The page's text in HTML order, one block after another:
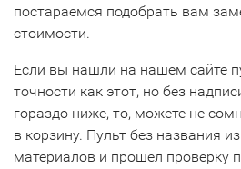
постараемся подобрать вам
стоимости.
Если вы нашли на нашем сайте
точности как этот, но без
гораздо ниже, то, можете не
в корзину. Пульт без названия
материалов и прошел проверку